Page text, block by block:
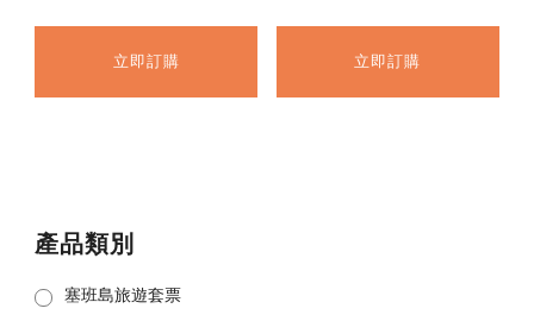
立即訂購 立即訂購
產品類別
塞班島旅遊套票